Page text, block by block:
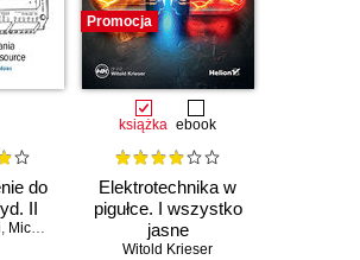
do
II
, Michael Shiloh
Promocja
książka ebook
Elektrotechnika w
pigułce. I wszystko
jasne
Witold Krieser